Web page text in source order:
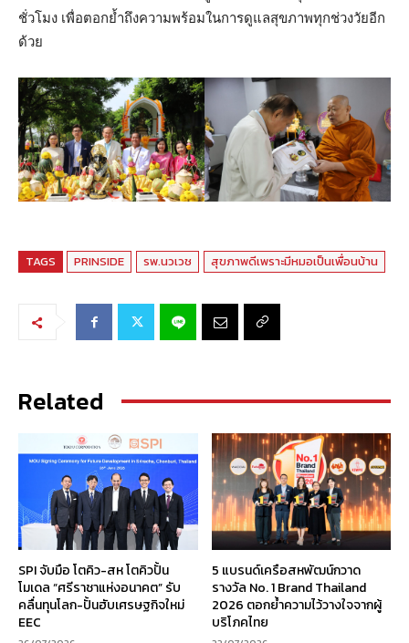
ชั่วโมง เพื่อตอกย้ำถึงความพร้อมในการดูแลสุขภาพทุกช่วงวัยอีก
ด้วย
TAGS PRINSIDE รพ.นวเวช สุขภาพดีเพราะมีหมอเป็นเพื่อนบ้าน
Related
SPI จับมือ โตคิว-สห โตคิวปั้น
โมเดล “ศรีราชาแห่งอนาคต” รับ
คลื่นทุนโลก-ปั้นฮับเศรษฐกิจใหม่
EEC
5 แบรนด์เครือสหพัฒน์กวาด
รางวัล No. 1 Brand Thailand
2026 ตอกย้ำความไว้วางใจจากผู้
บริโภคไทย